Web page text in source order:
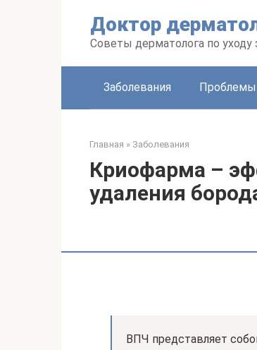
Доктор
Советы дерматолога по
Заболевания Проблемы
Главная » Заболевания
Криофарма –
удаления
ВПЧ представляет